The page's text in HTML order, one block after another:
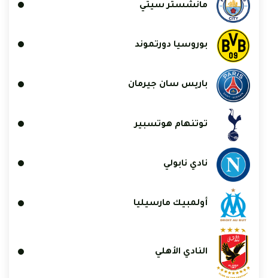
مانشستر سيتي
بوروسيا دورتموند
باريس سان جيرمان
توتنهام هوتسبير
نادي نابولي
أولمبيك مارسيليا
النادي الأهلي